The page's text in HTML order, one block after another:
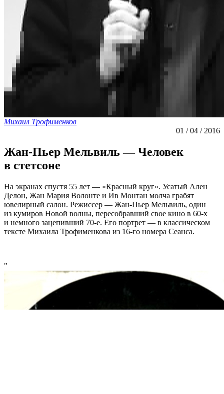
Михаил Трофименков
01 / 04 / 2016
Жан-Пьер Мельвиль — Человек
в стетсоне
На экранах спустя 55 лет — «Красный круг». Усатый Ален
Делон, Жан Мария Волонте и Ив Монтан молча грабят
ювелирный салон. Режиссер — Жан-Пьер Мельвиль, один
из кумиров Новой волны, пересобравший свое кино в 60-х
и немного зацепивший 70-е. Его портрет — в классическом
тексте Михаила Трофименкова из 16-го номера Сеанса.